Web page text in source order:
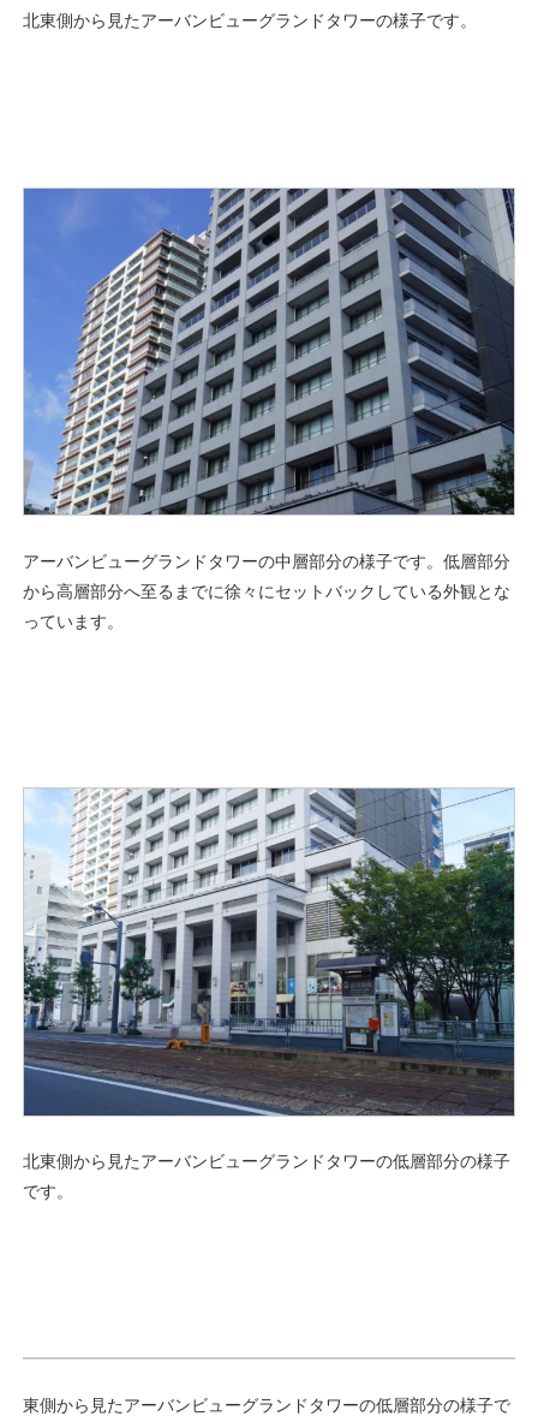
北東側から見たアーバンビューグランドタワーの様子です。
アーバンビューグランドタワーの中層部分の様子です。低層部分
から高層部分へ至るまでに徐々にセットバックしている外観とな
っています。
北東側から見たアーバンビューグランドタワーの低層部分の様子
です。
東側から見たアーバンビューグランドタワーの低層部分の様子で